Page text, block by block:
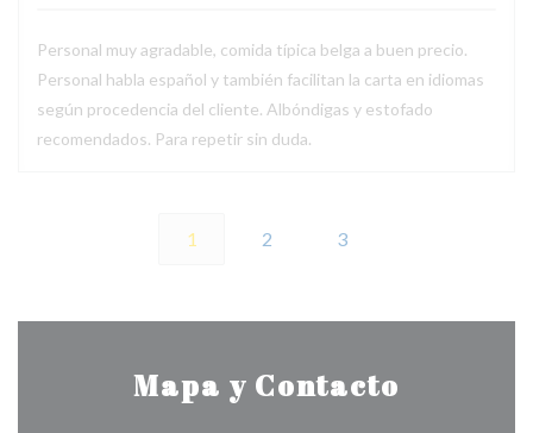
Personal muy agradable, comida típica belga a buen precio.
Personal habla español y también facilitan la carta en idiomas
según procedencia del cliente. Albóndigas y estofado
recomendados. Para repetir sin duda.
1 2 3
Mapa y Contacto